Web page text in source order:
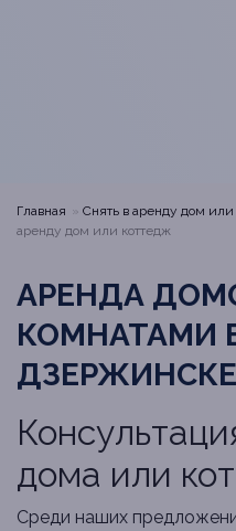
Главная Снять в аренду дом или
аренду дом или коттедж
АРЕНДА
КОМНАТАМИ
ДЗЕРЖИНСКЕ
дома или
Среди наших